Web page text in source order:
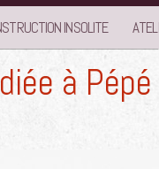
INSOLITE
à